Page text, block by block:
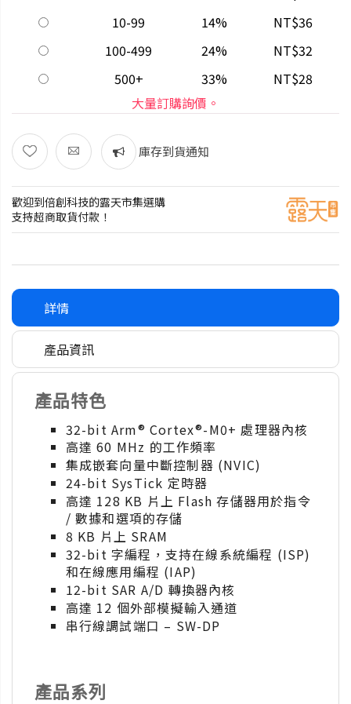
10-99
14%
NT$36
100-499
24%
NT$32
500+
33%
NT$28
大量訂購詢價。
庫存到貨通知
歡迎到倍創科技的露天市集選購
支持超商取貨付款！
詳情
產品資訊
產品特色
32-bit Arm® Cortex®-M0+ 處理器內核
高達 60 MHz 的工作頻率
集成嵌套向量中斷控制器 (NVIC)
24-bit SysTick 定時器
高達 128 KB 片上 Flash 存儲器用於指令
/ 數據和選項的存儲
8 KB 片上 SRAM
32-bit 字編程，支持在線系統編程 (ISP)
和在線應用編程 (IAP)
12-bit SAR A/D 轉換器內核
高達 12 個外部模擬輸入通道
串行線調試端口 – SW-DP
產品系列